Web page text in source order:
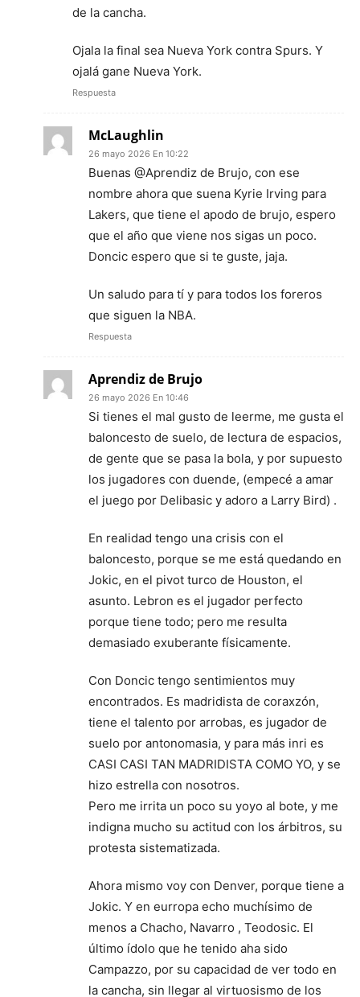
de la cancha.
Ojala la final sea Nueva York contra Spurs. Y
ojalá gane Nueva York.
Respuesta
McLaughlin
26 mayo 2026 En 10:22
Buenas @Aprendiz de Brujo, con ese
nombre ahora que suena Kyrie Irving para
Lakers, que tiene el apodo de brujo, espero
que el año que viene nos sigas un poco.
Doncic espero que si te guste, jaja.
Un saludo para tí y para todos los foreros
que siguen la NBA.
Respuesta
Aprendiz de Brujo
26 mayo 2026 En 10:46
Si tienes el mal gusto de leerme, me gusta el
baloncesto de suelo, de lectura de espacios,
de gente que se pasa la bola, y por supuesto
los jugadores con duende, (empecé a amar
el juego por Delibasic y adoro a Larry Bird) .
En realidad tengo una crisis con el
baloncesto, porque se me está quedando en
Jokic, en el pivot turco de Houston, el
asunto. Lebron es el jugador perfecto
porque tiene todo; pero me resulta
demasiado exuberante físicamente.
Con Doncic tengo sentimientos muy
encontrados. Es madridista de coraxzón,
tiene el talento por arrobas, es jugador de
suelo por antonomasia, y para más inri es
CASI CASI TAN MADRIDISTA COMO YO, y se
hizo estrella con nosotros.
Pero me irrita un poco su yoyo al bote, y me
indigna mucho su actitud con los árbitros, su
protesta sistematizada.
Ahora mismo voy con Denver, porque tiene a
Jokic. Y en eurropa echo muchísimo de
menos a Chacho, Navarro , Teodosic. El
último ídolo que he tenido aha sido
Campazzo, por su capacidad de ver todo en
la cancha, sin llegar al virtuosismo de los